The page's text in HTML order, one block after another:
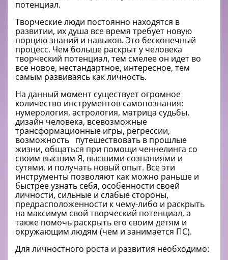
потенциал.
Творческие люди постоянно находятся в
развитии, их душа все время требует новую
порцию знаний и навыков. Это бесконечный
процесс. Чем больше раскрыт у человека
творческий потенциал, тем смелее он идет во
все новое, нестандартное, интересное, тем
самым развиваясь как личность.
На данный момент существует огромное
количество инструментов самопознания:
нумерология, астрология, матрица судьбы,
дизайн человека, всевозможные
трансформационные игры, регрессии,
возможность путешествовать в прошлые
жизни, общаться при помощи ченнелинга со
своим высшим Я, высшими сознаниями и
сутями, и получать новый опыт. Все эти
инструменты позволяют как можно раньше и
быстрее узнать себя, особенности своей
личности, сильные и слабые стороны,
предрасположенности к чему-либо и раскрыть
на максимум свой творческий потенциал, а
также помочь раскрыть его своим детям и
окружающим людям (чем и занимается ПС).
Для личностного роста и развития необходимо: